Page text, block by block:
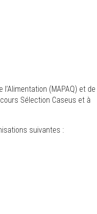
(MAPAQ) et de
Sélection Caseus et à
suivantes :